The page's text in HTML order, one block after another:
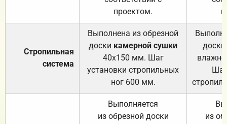
проектом.
Стропильная
система
Выполнена из обрезной
доски камерной сушки
40х150 мм. Шаг
установки стропильных
ног 600 мм.
доски
Выполняется
из обрезной доски
из